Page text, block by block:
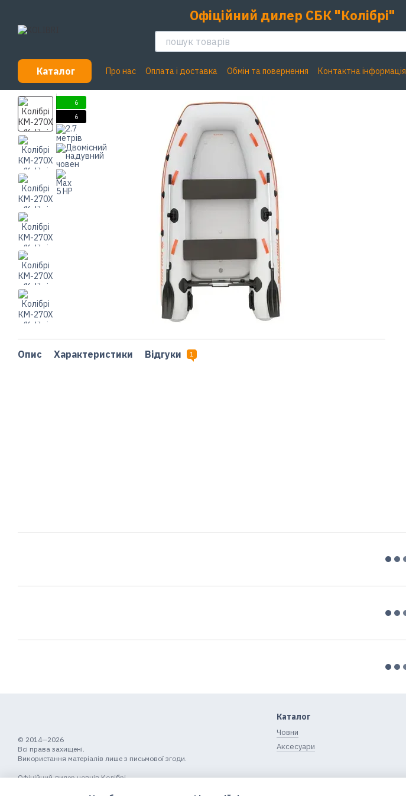
Офіційний дилер СБК "Колібрі"
Каталог Про нас Оплата і доставка Обмін та повернення Контактна інформація
6
6
Опис Характеристики Відгуки 1
© 2014—2026
Всі права захищені.
Використання матеріалів лише з письмової згоди.
Офіційний дилер човнів Колібрі
Каталог
Човни
Аксесуари